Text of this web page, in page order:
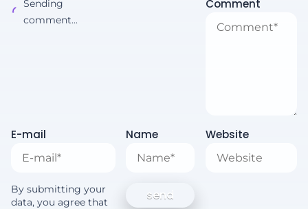
Sending
comment...
Comment
E-mail Name Website
By submitting your
data, you agree that